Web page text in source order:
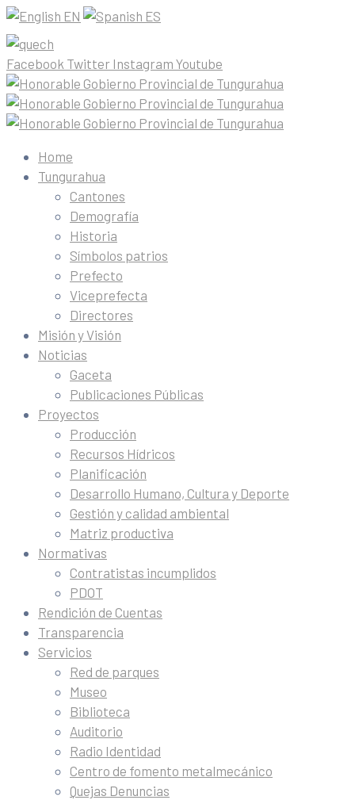
EN ES
Facebook Twitter Instagram Youtube
Home
Tungurahua
Cantones
Demografía
Historia
Símbolos patrios
Prefecto
Viceprefecta
Directores
Misión y Visión
Noticias
Gaceta
Publicaciones Públicas
Proyectos
Producción
Recursos Hídricos
Planificación
Desarrollo Humano, Cultura y Deporte
Gestión y calidad ambiental
Matriz productiva
Normativas
Contratistas incumplidos
PDOT
Rendición de Cuentas
Transparencia
Servicios
Red de parques
Museo
Biblioteca
Auditorio
Radio Identidad
Centro de fomento metalmecánico
Quejas Denuncias